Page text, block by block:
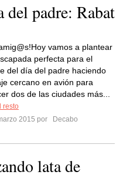
del padre: Rabat
vamos a plantear
perfecta para el
del día del padre haciendo
cercano en avión para
dos de las ciudades más...
resto
2015 por
Decabo
lata de